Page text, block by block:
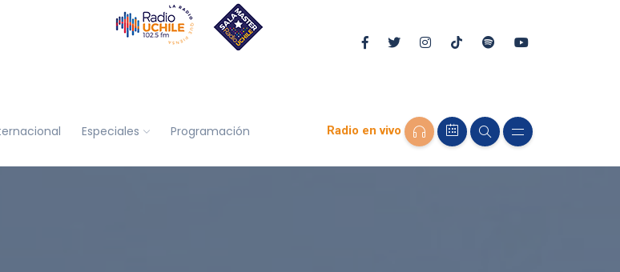
Especiales Programación Radio en vivo